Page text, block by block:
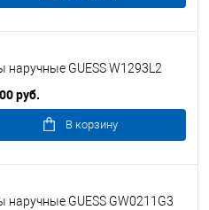
наручные GUESS W1293L2
руб.
В корзину
наручные GUESS GW0211G3